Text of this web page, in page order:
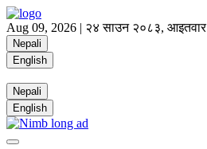
Aug 09, 2026 | २४ साउन २०८३, आइतवार
Nepali
English
Nepali
English